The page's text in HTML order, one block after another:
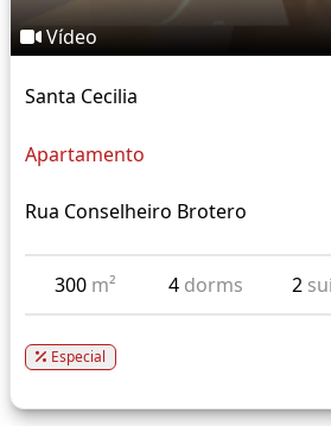
Vídeo
Santa Cecilia
Apartamento
Rua Conselheiro Brotero
300 m² 4 dorms 2
Especial